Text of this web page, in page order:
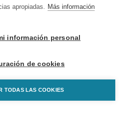
apropiadas. Más información
información personal
de cookies
TODAS LAS COOKIES